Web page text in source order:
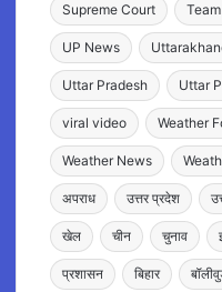
Supreme Court
UP News
Uttar Pradesh Uttar
viral video Weather
Weather News
अपराध उत्तर प्रदेश
खेल चीन चुनाव
प्रशासन बिहार